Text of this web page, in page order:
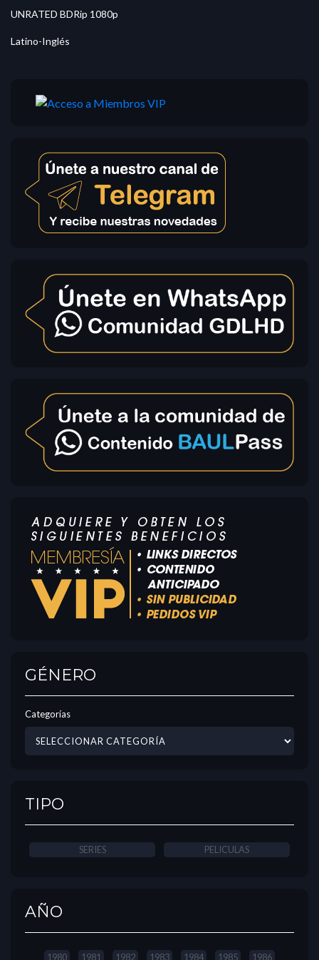
UNRATED BDRip 1080p
Latino-Inglés
GÉNERO
Categorías
TIPO
SERIES PELICULAS
AÑO
1980 1981 1982 1983 1984 1985 1986